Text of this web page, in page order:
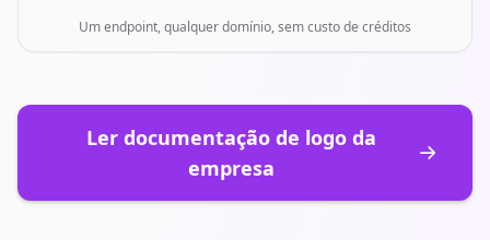
Um endpoint, qualquer domínio, sem custo de créditos
Ler documentação de logo da
empresa